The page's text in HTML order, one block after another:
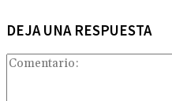
DEJA UNA RESPUESTA